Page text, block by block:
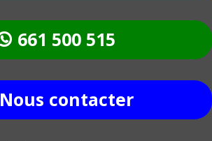
661 500 515
Nous contacter